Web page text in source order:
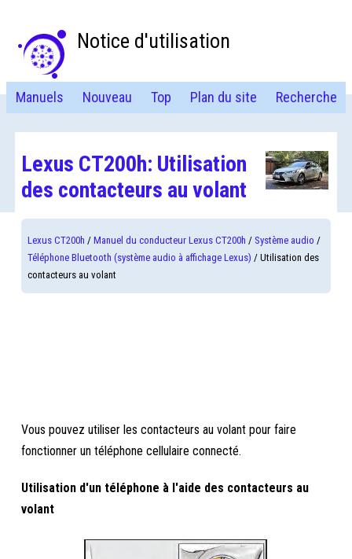
Notice d'utilisation
Manuels Nouveau Top Plan du site Recherche
Lexus CT200h: Utilisation
des contacteurs au volant
Lexus CT200h /Manuel du conducteur Lexus CT200h / Système audio /
Téléphone Bluetooth (système audio à affichage Lexus) / Utilisation des
contacteurs au volant
Vous pouvez utiliser les contacteurs au volant pour faire
fonctionner un téléphone cellulaire connecté.
Utilisation d'un téléphone à l'aide des contacteurs au
volant